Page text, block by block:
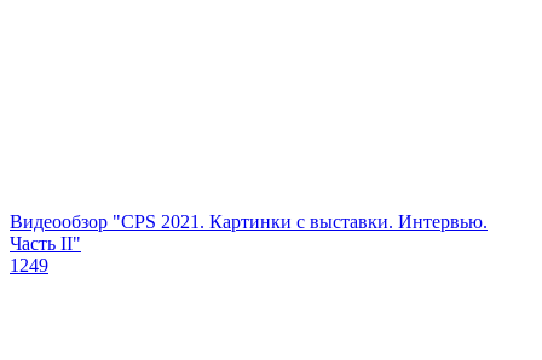
Видеообзор "CPS 2021. Картинки с выставки. Интервью.
Часть II"
1249